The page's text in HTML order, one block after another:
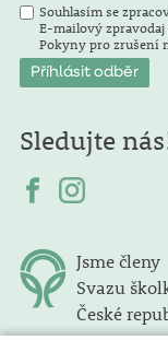
Souhlasím se
E-mailový zpravodaj
Pokyny pro zrušení
Sledujte
Jsme členy
Svazu
České